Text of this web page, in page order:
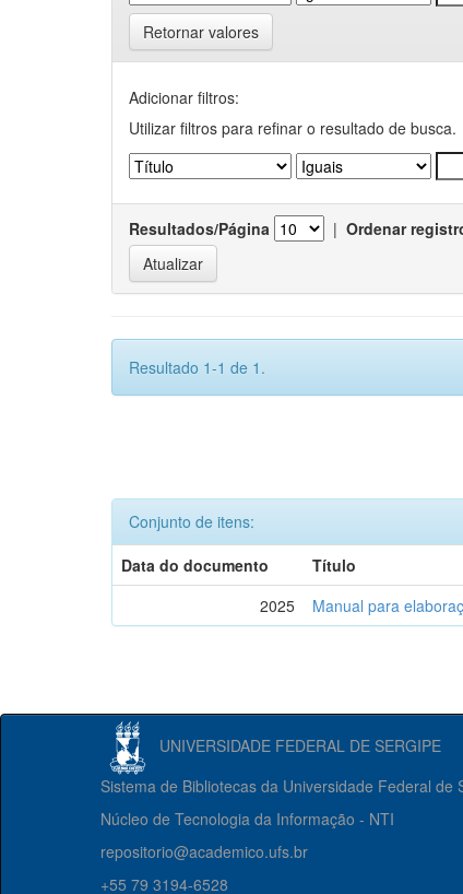
Retornar valores
Adicionar filtros:
Utilizar filtros para refinar o resultado de busca.
Resultados/Página | Ordenar
Resultado 1-1 de 1.
Conjunto de itens:
Data do documento
Título
2025
Manual para
UNIVERSIDADE FEDERAL DE SERGIPE
Sistema de Bibliotecas da Universidade Federal de
Núcleo de Tecnologia da Informação - NTI
repositorio@academico.ufs.br
+55 79 3194-6528